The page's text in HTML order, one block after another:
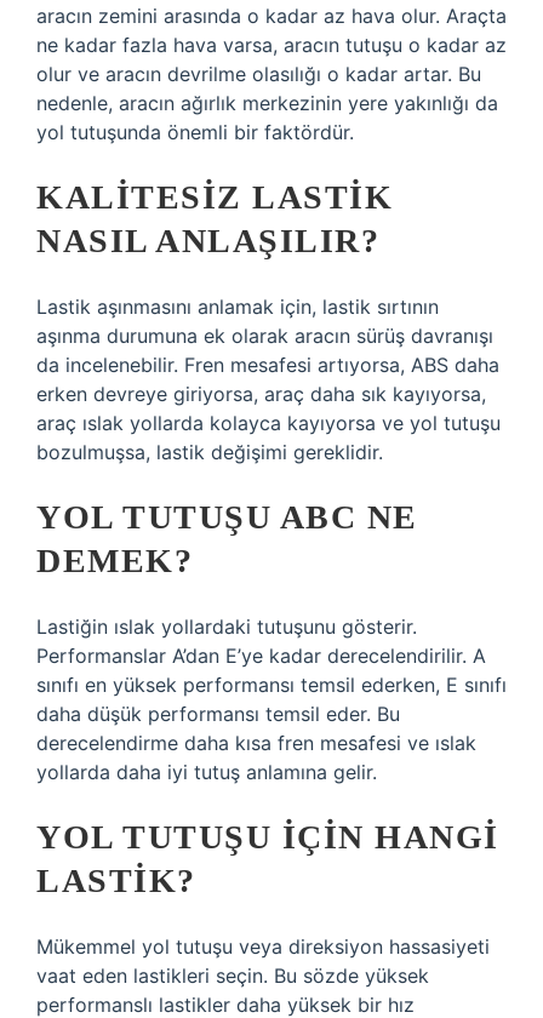
aracın zemini arasında o kadar az hava olur. Araçta
ne kadar fazla hava varsa, aracın tutuşu o kadar az
olur ve aracın devrilme olasılığı o kadar artar. Bu
nedenle, aracın ağırlık merkezinin yere yakınlığı da
yol tutuşunda önemli bir faktördür.
KALITESIZ LASTIK
NASIL ANLAŞILIR?
Lastik aşınmasını anlamak için, lastik sırtının
aşınma durumuna ek olarak aracın sürüş davranışı
da incelenebilir. Fren mesafesi artıyorsa, ABS daha
erken devreye giriyorsa, araç daha sık kayıyorsa,
araç ıslak yollarda kolayca kayıyorsa ve yol tutuşu
bozulmuşsa, lastik değişimi gereklidir.
YOL TUTUŞU ABC NE
DEMEK?
Lastiğin ıslak yollardaki tutuşunu gösterir.
Performanslar A’dan E’ye kadar derecelendirilir. A
sınıfı en yüksek performansı temsil ederken, E sınıfı
daha düşük performansı temsil eder. Bu
derecelendirme daha kısa fren mesafesi ve ıslak
yollarda daha iyi tutuş anlamına gelir.
YOL TUTUŞU IÇIN HANGI
LASTIK?
Mükemmel yol tutuşu veya direksiyon hassasiyeti
vaat eden lastikleri seçin. Bu sözde yüksek
performanslı lastikler daha yüksek bir hız